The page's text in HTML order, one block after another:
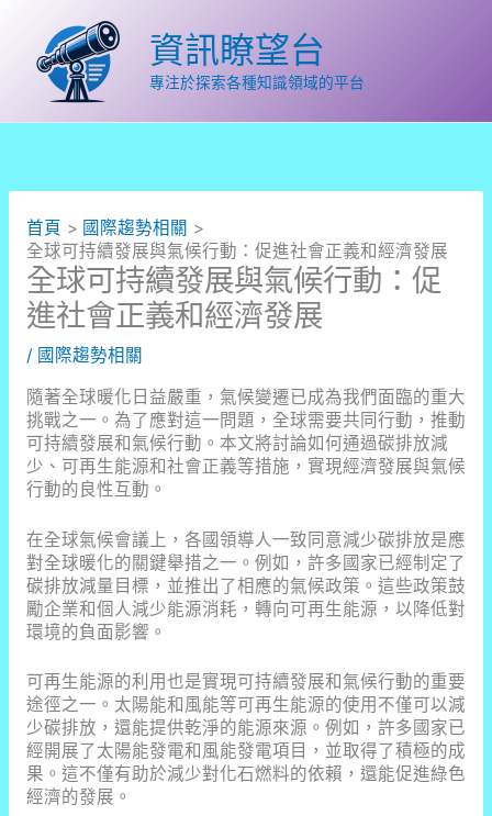
容
資訊瞭望台
專注於探索各種知識領域的平台
首頁
國際趨勢相關
全球可持續發展與氣候行動：促進社會正義和經濟發展
全球可持續發展與氣候行動：促
進社會正義和經濟發展
/ 國際趨勢相關
隨著全球暖化日益嚴重，氣候變遷已成為我們面臨的重大
挑戰之一。為了應對這一問題，全球需要共同行動，推動
可持續發展和氣候行動。本文將討論如何通過碳排放減
少、可再生能源和社會正義等措施，實現經濟發展與氣候
行動的良性互動。
在全球氣候會議上，各國領導人一致同意減少碳排放是應
對全球暖化的關鍵舉措之一。例如，許多國家已經制定了
碳排放減量目標，並推出了相應的氣候政策。這些政策鼓
勵企業和個人減少能源消耗，轉向可再生能源，以降低對
環境的負面影響。
可再生能源的利用也是實現可持續發展和氣候行動的重要
途徑之一。太陽能和風能等可再生能源的使用不僅可以減
少碳排放，還能提供乾淨的能源來源。例如，許多國家已
經開展了太陽能發電和風能發電項目，並取得了積極的成
果。這不僅有助於減少對化石燃料的依賴，還能促進綠色
經濟的發展。